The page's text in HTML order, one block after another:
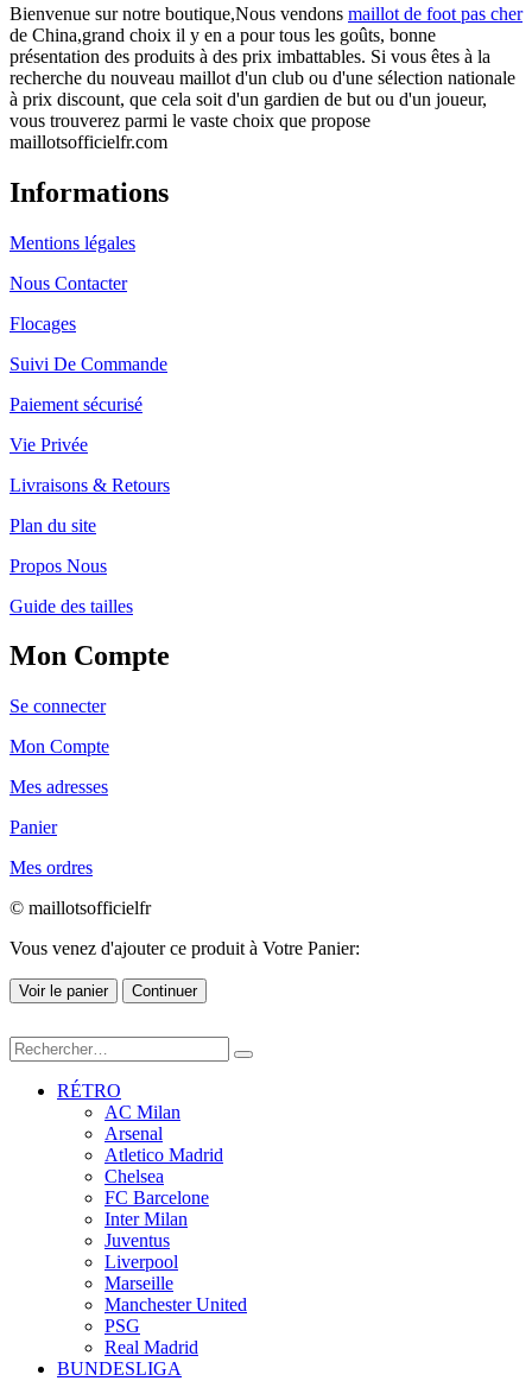
Bienvenue sur notre boutique,Nous vendons maillot de foot pas cher
de China,grand choix il y en a pour tous les goûts, bonne
présentation des produits à des prix imbattables. Si vous êtes à la
recherche du nouveau maillot d'un club ou d'une sélection nationale
à prix discount, que cela soit d'un gardien de but ou d'un joueur,
vous trouverez parmi le vaste choix que propose
maillotsofficielfr.com
Informations
Mentions légales
Nous Contacter
Flocages
Suivi De Commande
Paiement sécurisé
Vie Privée
Livraisons & Retours
Plan du site
Propos Nous
Guide des tailles
Mon Compte
Se connecter
Mon Compte
Mes adresses
Panier
Mes ordres
© maillotsofficielfr
Vous venez d'ajouter ce produit à Votre Panier:
Voir le panier Continuer
RÉTRO
AC Milan
Arsenal
Atletico Madrid
Chelsea
FC Barcelone
Inter Milan
Juventus
Liverpool
Marseille
Manchester United
PSG
Real Madrid
BUNDESLIGA